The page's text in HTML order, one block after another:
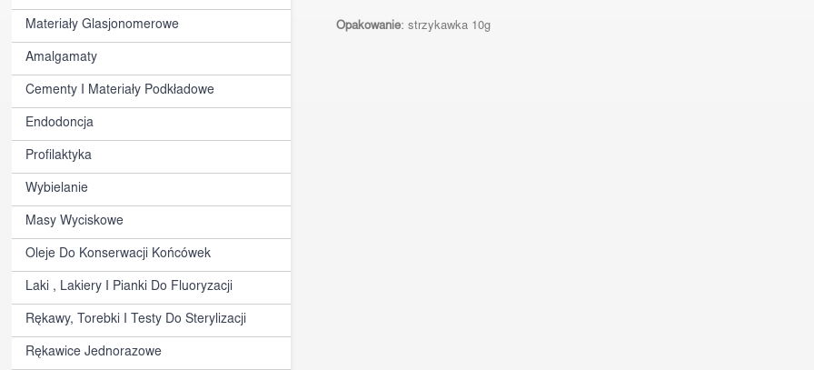
Materiały Glasjonomerowe
Amalgamaty
Cementy I Materiały Podkładowe
Endodoncja
Profilaktyka
Wybielanie
Masy Wyciskowe
Oleje Do Konserwacji Końcówek
Laki , Lakiery I Pianki Do Fluoryzacji
Rękawy, Torebki I Testy Do Sterylizacji
Rękawice Jednorazowe
Opakowanie: strzykawka 10g